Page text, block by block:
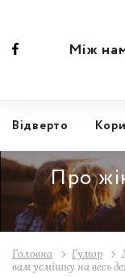
Відвертo
Між
Про
Головна Гумор
вам усмішку на весь